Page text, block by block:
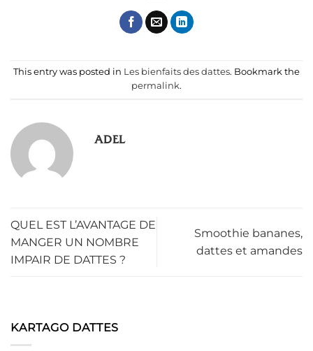
This entry was posted in Les bienfaits des dattes. Bookmark the
permalink.
ADEL
QUEL EST L’AVANTAGE DE
MANGER UN NOMBRE
IMPAIR DE DATTES ?
Smoothie bananes,
dattes et amandes
KARTAGO DATTES